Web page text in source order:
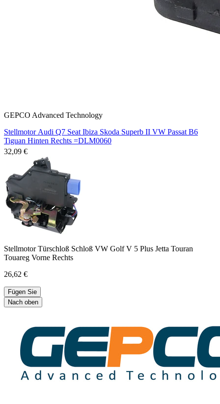
GEPCO Advanced Technology
Stellmotor Audi Q7 Seat Ibiza Skoda Superb II VW Passat B6
Tiguan Hinten Rechts =DLM0060
32,09 €
Stellmotor Türschloß Schloß VW Golf V 5 Plus Jetta Touran
Touareg Vorne Rechts
26,62 €
Fügen Sie
Nach oben